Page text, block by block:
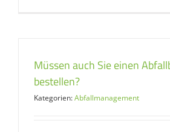
Müssen auch Sie einen
bestellen?
Kategorien:Abfallmanagement